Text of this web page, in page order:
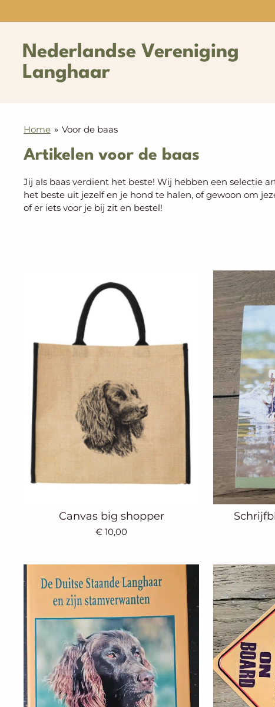
direct
hoofdinhoud
Nederlandse Vereniging
Langhaar
Home » Voor de baas
Artikelen voor de baas
Jij als baas verdient het beste! Wij hebben een selectie
het beste uit jezelf en je hond te halen, of gewoon om
of er iets voor je bij zit en bestel!
Canvas big shopper
€ 10,00